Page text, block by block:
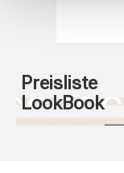
Preisliste
LookBook